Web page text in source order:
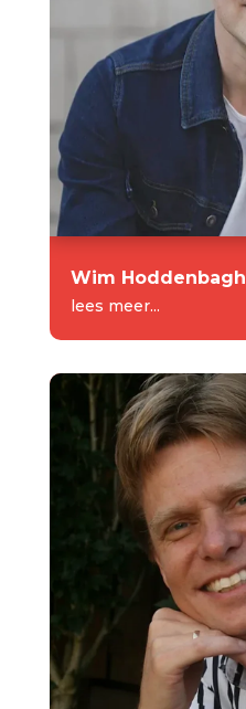
Wim Hoddenbagh
lees meer...